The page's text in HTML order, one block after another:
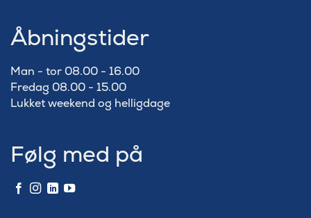
Åbningstider
Man - tor 08.00 - 16.00
Fredag 08.00 - 15.00
Lukket weekend og helligdage
Følg med på